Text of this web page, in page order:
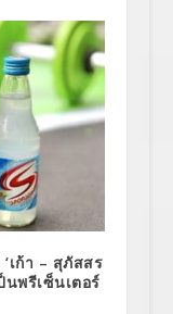
เก้า – สุภัสสร
นพรีเซ็นเตอร์